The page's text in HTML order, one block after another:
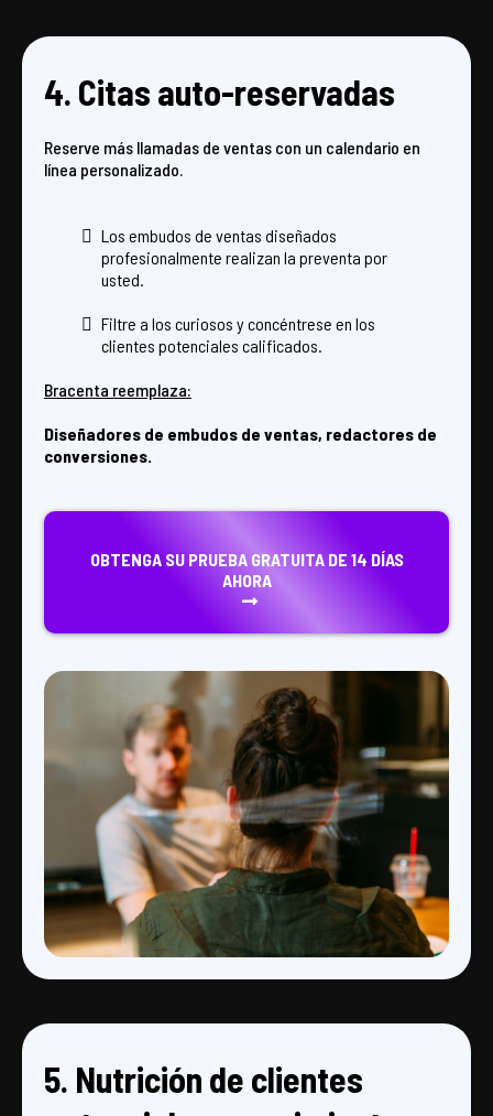
4. Citas auto-reservadas
Reserve más llamadas de ventas con un calendario en
línea personalizado.
Los embudos de ventas diseñados
profesionalmente realizan la preventa por
usted.
Filtre a los curiosos y concéntrese en los
clientes potenciales calificados.
Bracenta reemplaza:
Diseñadores de embudos de ventas, redactores de
conversiones.
OBTENGA SU PRUEBA GRATUITA DE 14 DÍAS
AHORA
5. Nutrición de clientes